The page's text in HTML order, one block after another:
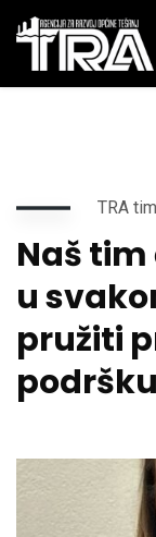
TRA tim
Naš tim
u
pružiti
podršku